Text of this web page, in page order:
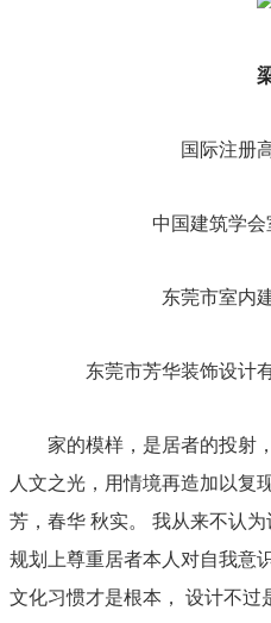
国际注册高
中国建筑学会
东莞市室内建
东莞市芳华装饰设计有
家的模样，是居者的投射，
人文之光，用情境再造加以复
芳，春华 秋实。 我从来不认
规划上尊重居者本人对自我意
文化习惯才是根本， 设计不过